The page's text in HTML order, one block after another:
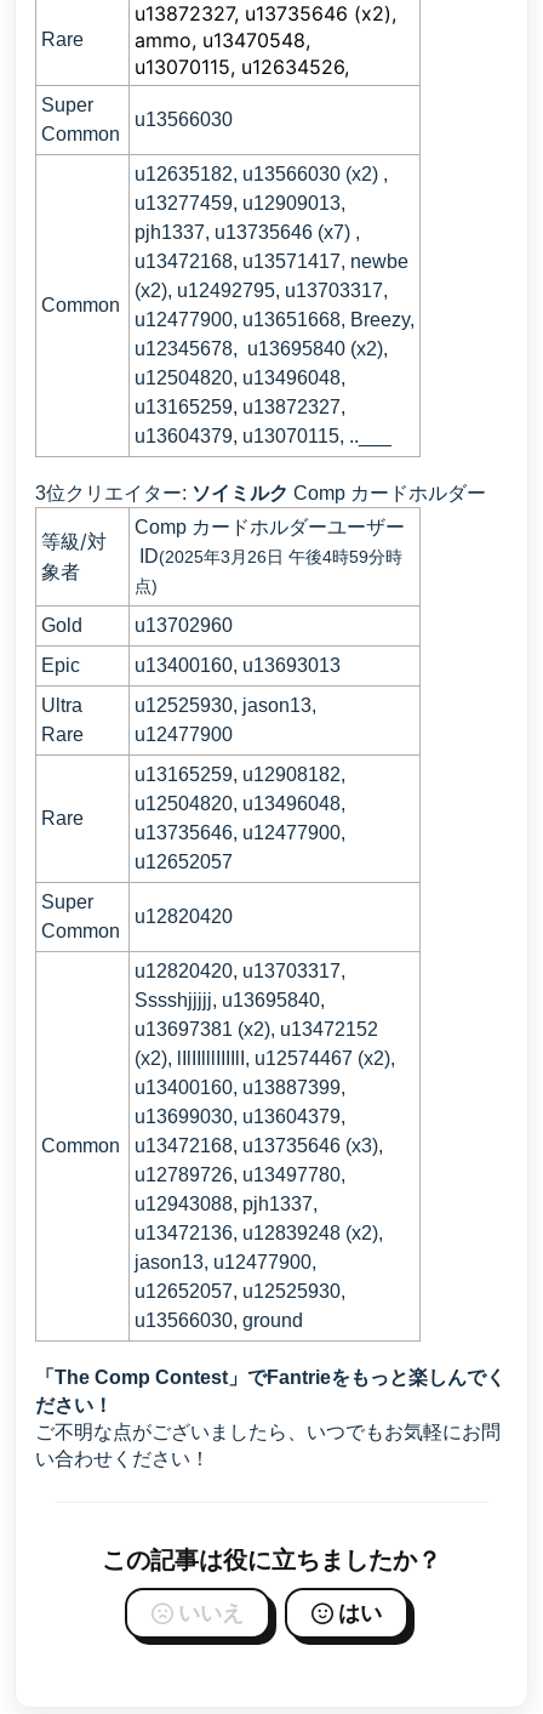
Rare
u13872327, u13735646 (x2),
ammo, u13470548,
u13070115, u12634526,
Super
Common
u13566030
Common
u12635182, u13566030 (x2) ,
u13277459, u12909013,
pjh1337, u13735646 (x7) ,
u13472168, u13571417, newbe
(x2), u12492795, u13703317,
u12477900, u13651668, Breezy,
u12345678, u13695840 (x2),
u12504820, u13496048,
u13165259, u13872327,
u13604379, u13070115, ..___
3位クリエイター: ソイミルク Comp カードホルダー
等級/対
象者
Comp カードホルダーユーザー
ID(2025年3月26日 午後4時59分時
点)
Gold
u13702960
Epic
u13400160, u13693013
Ultra
Rare
u12525930, jason13,
u12477900
Rare
u13165259, u12908182,
u12504820, u13496048,
u13735646, u12477900,
u12652057
Super
Common
u12820420
Common
u12820420, u13703317,
Sssshjjjjj, u13695840,
u13697381 (x2), u13472152
(x2), lIlIIlllIIIIlI, u12574467 (x2),
u13400160, u13887399,
u13699030, u13604379,
u13472168, u13735646 (x3),
u12789726, u13497780,
u12943088, pjh1337,
u13472136, u12839248 (x2),
jason13, u12477900,
u12652057, u12525930,
u13566030, ground
「The Comp Contest」でFantrieをもっと楽しんでく
ださい！
ご不明な点がございましたら、いつでもお気軽にお問
い合わせください！
この記事は役に立ちましたか？
いいえ はい